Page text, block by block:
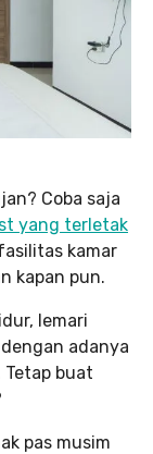
Coba saja
yang terletak
kamar
kapan pun.
lemari
adanya
Tetap buat
pas musim